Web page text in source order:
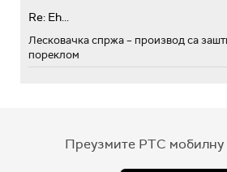
Re: Eh...
Лесковачка спржа – производ са
пореклом
Преузмите РТС мобилну